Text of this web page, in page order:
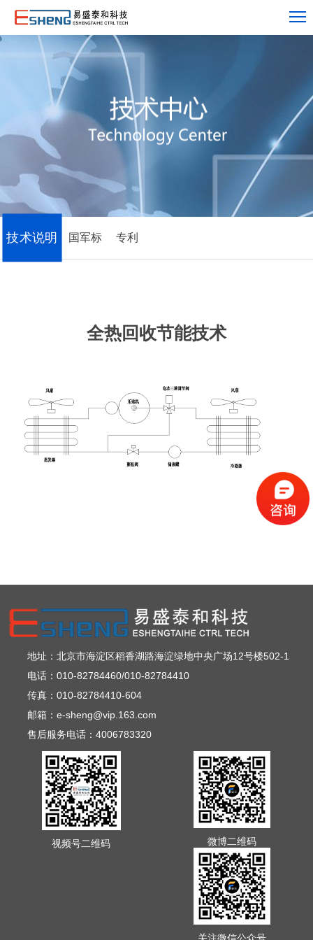
技术说明 国军标 专利
全热回收节能技术
地址：北京市海淀区稻香湖路海淀绿地中央广场12号楼502-1
电话：010-82784460/010-82784410
传真：010-82784410-604
邮箱：e-sheng@vip.163.com
售后服务电话：4006783320
视频号二维码 微博二维码
关注微信公众号